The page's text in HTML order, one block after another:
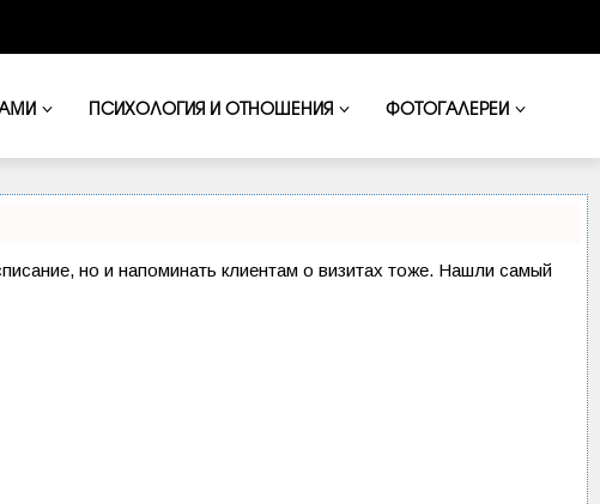
ПСИХОЛОГИЯ И ОТНОШЕНИЯ ФОТОГАЛЕРЕИ
но и напоминать клиентам о визитах тоже. Нашли самый